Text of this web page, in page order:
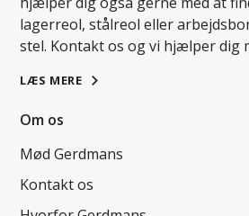
lagerreol, stålreol eller
stel. Kontakt os og vi hjælper dig
LÆS MERE
Om os
Mød Gerdmans
Kontakt os